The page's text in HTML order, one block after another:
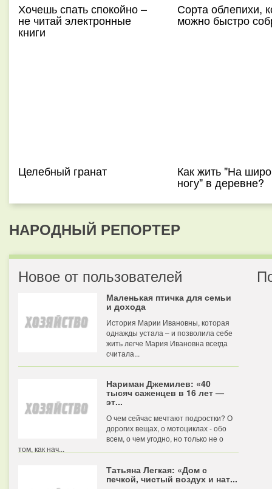
Хочешь спать спокойно –
не читай электронные
книги
Сорта облепихи,
можно быстро
Целебный гранат Как жить "На
ногу" в деревне?
НАРОДНЫЙ РЕПОРТЕР
Новое от пользователей
Маленькая птичка для семьи
и дохода
История Марии Ивановны, которая
однажды устала – и позволила себе
жить легче Мария Ивановна всегда
считала...
Нариман Джемилев: «40
тысяч саженцев в 16 лет —
эт...
О чем сейчас мечтают подростки? О
дорогих вещах, о мотоциклах - обо
всем, о чем угодно, но только не о
том, как нач...
Татьяна Легкая: «Дом с
печкой, чистый воздух и нат...